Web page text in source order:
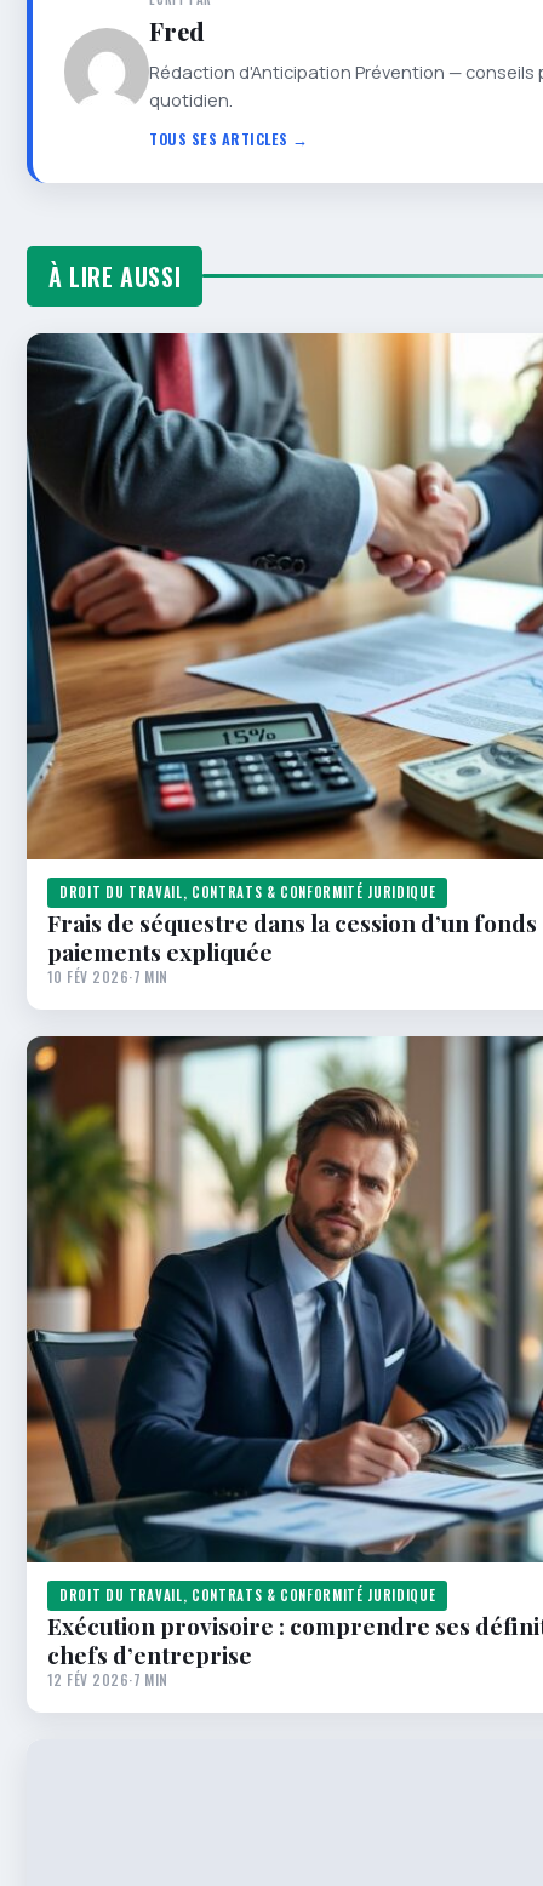
Fred
Rédaction d'Anticipation Prévention —
quotidien.
TOUS SES ARTICLES →
À LIRE AUSSI
DROIT DU TRAVAIL, CONTRATS & CONFORMITÉ JURIDIQUE
Frais de séquestre dans la cession d’un
paiements expliquée
10 FÉV 2026·7 MIN
DROIT DU TRAVAIL, CONTRATS & CONFORMITÉ JURIDIQUE
Exécution provisoire : comprendre ses
chefs d’entreprise
12 FÉV 2026·7 MIN